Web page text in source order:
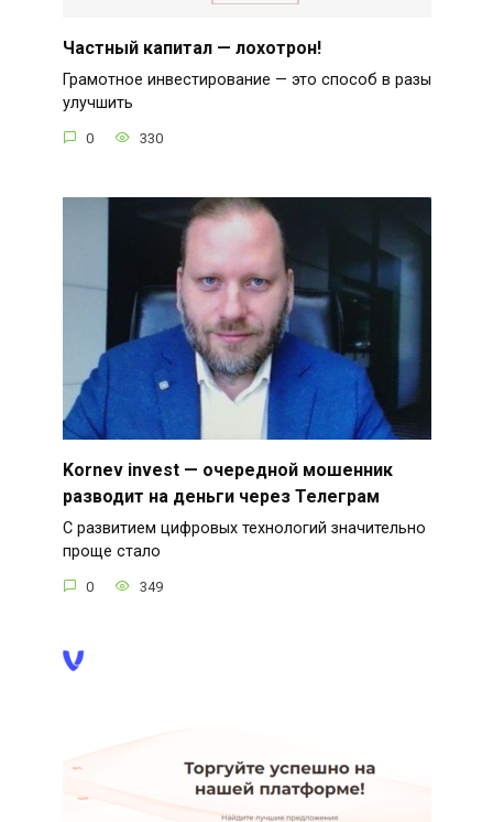
Частный капитал — лохотрон!
Грамотное инвестирование — это способ в разы
улучшить
0 330
Kornev invest — очередной мошенник
разводит на деньги через Телеграм
С развитием цифровых технологий значительно
проще стало
0 349